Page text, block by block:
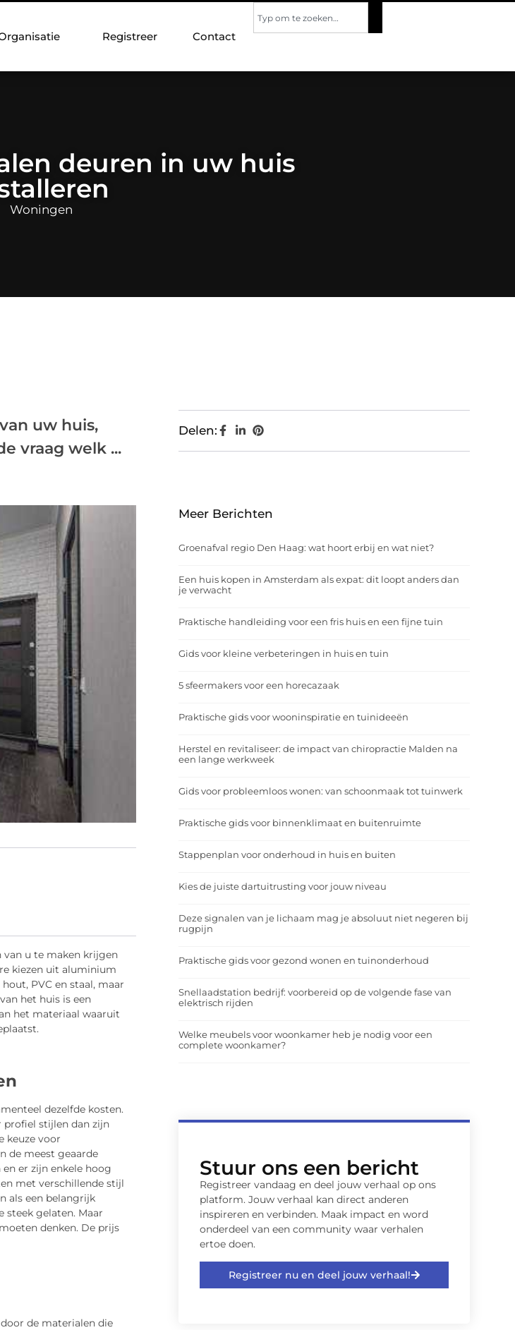
Registreer Contact
deuren in uw huis
Woningen
uw huis,
vraag welk ...
van u te maken krijgen
kiezen uit aluminium
PVC en staal, maar
het huis is een
het materiaal waaruit
dezelfde kosten.
profiel stijlen dan zijn
keuze voor
de meest geaarde
er zijn enkele hoog
met verschillende stijl
als een belangrijk
gelaten. Maar
denken. De prijs
de materialen die
Delen:
Meer Berichten
Groenafval regio Den Haag: wat hoort erbij en wat niet?
Een huis kopen in Amsterdam als expat: dit loopt anders dan
je verwacht
Praktische handleiding voor een fris huis en een fijne tuin
Gids voor kleine verbeteringen in huis en tuin
5 sfeermakers voor een horecazaak
Praktische gids voor wooninspiratie en tuinideeën
Herstel en revitaliseer: de impact van chiropractie Malden na
een lange werkweek
Gids voor probleemloos wonen: van schoonmaak tot tuinwerk
Praktische gids voor binnenklimaat en buitenruimte
Stappenplan voor onderhoud in huis en buiten
Kies de juiste dartuitrusting voor jouw niveau
Deze signalen van je lichaam mag je absoluut niet negeren bij
rugpijn
Praktische gids voor gezond wonen en tuinonderhoud
Snellaadstation bedrijf: voorbereid op de volgende fase van
elektrisch rijden
Welke meubels voor woonkamer heb je nodig voor een
complete woonkamer?
Stuur ons een bericht
Registreer vandaag en deel jouw verhaal op ons
platform. Jouw verhaal kan direct anderen
inspireren en verbinden. Maak impact en word
onderdeel van een community waar verhalen
ertoe doen.
Registreer nu en deel jouw verhaal!